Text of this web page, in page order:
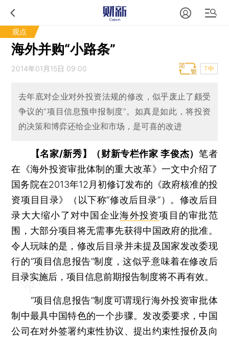
观点
海外并购“小路条”
2014年01月15日 09:00 T中
去年底对企业对外投资法规的修改，似乎废止了颇受
争议的“项目信息预申报制度”。如真是如此，将投资
的决策和博弈还给企业和市场，是可喜的改进
【名家/新秀】（财新专栏作家 李俊杰） 笔者
在《海外投资审批体制的重大改革》一文中介绍了
国务院在2013年12月初修订发布的《政府核准的投
资项目目录》（以下称“修改后目录”）。修改后目
录大大缩小了对中国企业海外投资项目的审批范
围，大部分项目将无需事先获得中国政府的批准。
令人玩味的是，修改后目录并未提及国家发改委现
行的“项目信息报告”制度，这似乎意味着在修改后
目录实施后，项目信息前期报告制度将不再有效。
“项目信息报告”制度可谓现行海外投资审批体
制中最具中国特色的一个步骤。发改委要求，中国
公司在对外签署约束性协议、提出约束性报价及向